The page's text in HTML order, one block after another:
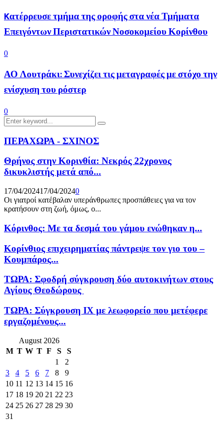
Kατέρρευσε τμήμα της οροφής στα νέα Τμήματα
Επειγόντων Περιστατικών Νοσοκομείου Κορίνθου
0
ΑΟ Λουτράκι: Συνεχίζει τις μεταγραφές με στόχο την
ενίσχυση του ρόστερ
0
Search
for:
Search
ΠΕΡΑΧΩΡΑ - ΣΧΙΝΟΣ
Θρήνος στην Κορινθία: Νεκρός 22χρονος
δικυκλιστής μετά από...
17/04/202417/04/20240
Οι γιατροί κατέβαλαν υπεράνθρωπες προσπάθειες για να τον
κρατήσουν στη ζωή, όμως, ο...
Κόρινθος: Με τα δεσμά του γάμου ενώθηκαν η...
Κορίνθιος επιχειρηματίας πάντρεψε τον γιο του –
Κουμπάρος...
ΤΩΡΑ: Σφοδρή σύγκρουση δύο αυτοκινήτων στους
Αγίους Θεοδώρους
ΤΩΡΑ: Σύγκρουση ΙΧ με λεωφορείο που μετέφερε
εργαζομένους...
August 2026
M T W T F S
S
1
2
3
4 5 6 7 8
9
10 11 12 13 14 15 16
17 18 19 20 21 22 23
24 25 26 27 28 29 30
31